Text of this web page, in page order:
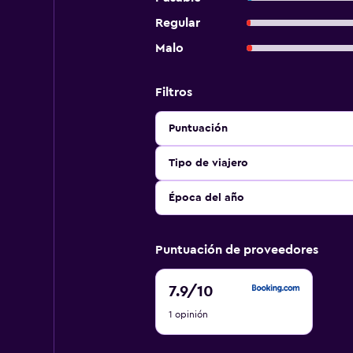
Regular
Malo
Filtros
Puntuación
Tipo de viajero
Época del año
Puntuación de proveedores
7.9/10
7.9
10
1 opinión